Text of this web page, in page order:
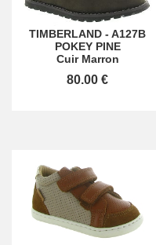
TIMBERLAND - A127B
POKEY PINE
Cuir Marron
80.00 €